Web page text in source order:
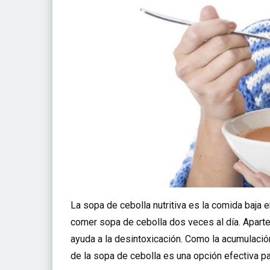
La sopa de cebolla nutritiva es la comida baja
comer sopa de cebolla dos veces al día.
ayuda a la desintoxicación. Como la
de la sopa de cebolla es una opción efectiva